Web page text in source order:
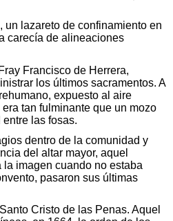
lazareto de confinamiento en
carecía de alineaciones
Francisco de Herrera,
los últimos sacramentos. A
expuesto al aire
tan fulminante que un mozo
las fosas.
dentro de la comunidad y
del altar mayor, aquel
imagen cuando no estaba
pasaron sus últimas
Cristo de las Penas. Aquel